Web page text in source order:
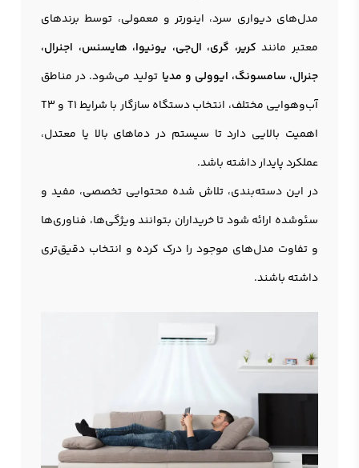
مدل‌های دیواری سرد، اینورتر و معمولی، توسط برندهای
معتبر مانند کریر، گری، ال‌جی، یونیوا، هایسنس، اجنرال،
جنرال، سامسونگ، ایوولی و مدیا تولید می‌شود. در مناطق
آب‌وهوایی مختلف، انتخاب دستگاه سازگار با شرایط T1 و T3
اهمیت بالایی دارد تا سیستم در دماهای بالا یا معتدل،
عملکرد پایدار داشته باشد.
در این دسته‌بندی، تلاش شده محتوایی تخصصی، مفید و
سئو‌شده ارائه شود تا خریداران بتوانند ویژگی‌ها، فناوری‌ها
و تفاوت مدل‌های موجود را درک کرده و انتخاب دقیق‌تری
داشته باشند.